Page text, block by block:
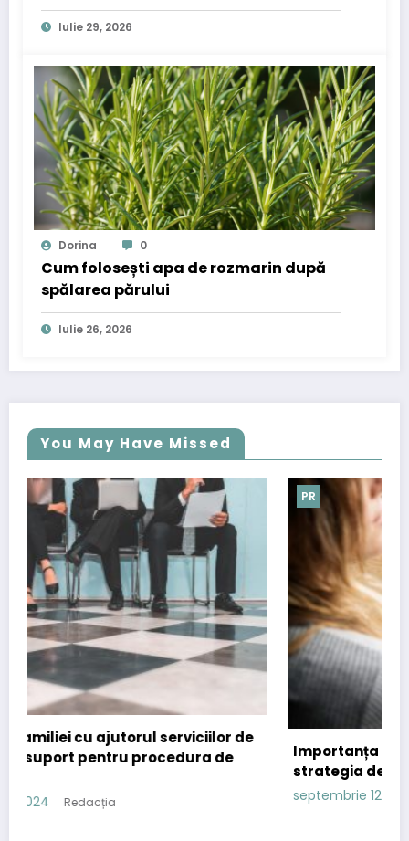
Iulie 29, 2026
Dorina 0
Cum folosești apa de rozmarin după
spălarea părului
Iulie 26, 2026
You May Have Missed
Importanța comunicatelor de presă în
strategia de content marketing
septembrie 12, 2024